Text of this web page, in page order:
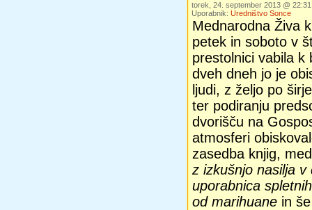
torek, 24. september 2013 @
Uporabnik: Uredništvo Sonce
Mednarodna Živa
petek in soboto v
prestolnici vabila k
dveh dneh jo je
ljudi, z željo po
ter podiranju
dvorišču na
atmosferi
zasedba knjig,
z izkušnjo nasilja v
uporabnica
od marihuane in